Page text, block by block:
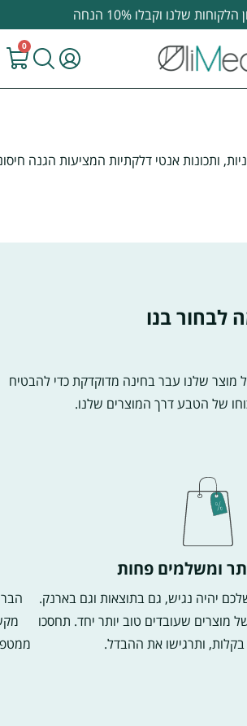
שלנו וקבלו 10% הנחה
0
ותכונות אנטי דלקתיות המציעות הגנה
לבחור בנו
מוצר שלנו עבר בחינה מדוקדקת כדי להבטיח
של הטבע דרך המוצרים שלנו.
ומשלמים פחות
יהיה נגיש, גם בתוצאות וגם בארנק.
מוצרים שעובדים טוב יותר יחד. תחסכו
ותרגישו את ההבדל.